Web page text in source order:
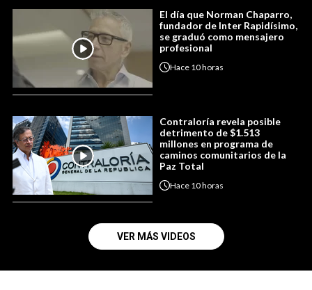
El día que Norman Chaparro,
fundador de Inter Rapidísimo,
se graduó como mensajero
profesional
Hace 10 horas
Contraloría revela posible
detrimento de $1.513
millones en programa de
caminos comunitarios de la
Paz Total
Hace 10 horas
VER MÁS VIDEOS